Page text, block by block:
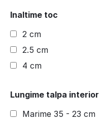
Negru
Negru + Gold
Portocaliu
Rosu
Verde
Inaltime toc
2 cm
2.5 cm
4 cm
Lungime talpa interior
Marime 35 - 23 cm